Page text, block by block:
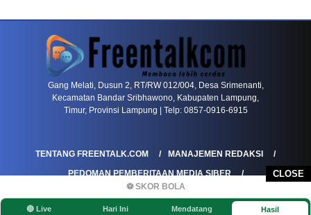
CLOSE
⚽ SKOR BOLA
🔴 Live Hari Ini Mendatang Hasil
Gang Melati, Dusun 2, RT/RW 012/004, Desa Srimenanti,
Kecamatan Bandar Sribhawono, Kabupaten Lampung,
Timur, Provinsi Lampung | Telp: 0857-0916-6915
TENTANG FREENTALK.COM
MANAJEMEN REDAKSI
PEDOMAN PEMBERITAAN MEDIA SIBER
PEDOMAN PEMBERITAAN RAMAH ANAK
KOREKSI & KLARIFIKASI
KEBIJAKAN IKLAN / ADVERTORIAL